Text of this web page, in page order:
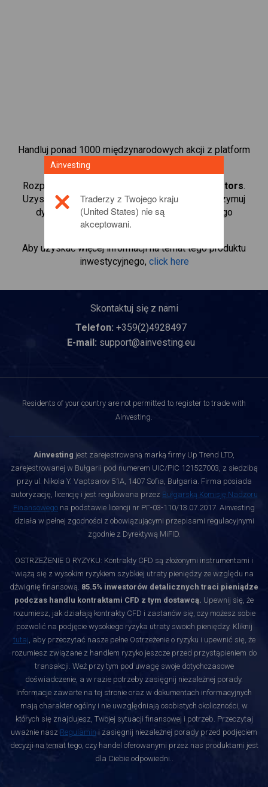
Handluj ponad 1000 międzynarodowych akcji z platform
handlową CFD od Ainvesting.
Rozpocznij handel kontraktami CFD w
Tesla Motors.
Uzyskaj notowania w czasie rzeczywistym i otrzymuj
dywidendy tak, jak w przypadku rzeczywistego
posiadania akcji.
Aby uzyskać więcej informacji na temat tego produktu
inwestycyjnego, click here
Skontaktuj się z nami
Telefon: +359(2)4928497
E-mail: support@ainvesting.eu
Residents of your country are not permitted to register to trade with
Ainvesting.
Ainvesting jest zarejestrowaną marką firmy Up Trend LTD,
zarejestrowanej w Bułgarii pod numerem UIC/PIC 121527003, z siedzibą
przy ul. Nikola Y. Vaptsarov 51A, 1407 Sofia, Bułgaria. Firma posiada
autoryzację, licencję i jest regulowana przez Bułgarską Komisję Nadzoru
Finansowego na podstawie licencji nr РГ-03-110/13.07.2017. Ainvesting
działa w pełnej zgodności z obowiązującymi przepisami regulacyjnymi
zgodnie z Dyrektywą MiFID.
OSTRZEŻENIE O RYZYKU: Kontrakty CFD są złożonymi instrumentami i
wiążą się z wysokim ryzykiem szybkiej utraty pieniędzy ze względu na
dźwignię finansową. 85.5% inwestorów detalicznych traci pieniądze
podczas handlu kontraktami CFD z tym dostawcą. Upewnij się, że
rozumiesz, jak działają kontrakty CFD i zastanów się, czy możesz sobie
pozwolić na podjęcie wysokiego ryzyka utraty swoich pieniędzy. Kliknij
tutaj, aby przeczytać nasze pełne Ostrzeżenie o ryzyku i upewnić się, że
rozumiesz związane z handlem ryzyko jeszcze przed przystąpieniem do
transakcji. Weź przy tym pod uwagę swoje dotychczasowe
doświadczenie, a w razie potrzeby zasięgnij niezależnej porady.
Informacje zawarte na tej stronie oraz w dokumentach informacyjnych
mają charakter ogólny i nie uwzględniają osobistych okoliczności, w
których się znajdujesz, Twojej sytuacji finansowej i potrzeb. Przeczytaj
uważnie nasz Regulamin i zasięgnij niezależnej porady przed podjęciem
decyzji na temat tego, czy handel oferowanymi przez nas produktami jest
dla Ciebie odpowiedni..
Ainvesting
Traderzy z Twojego kraju
(United States) nie są
akceptowani.